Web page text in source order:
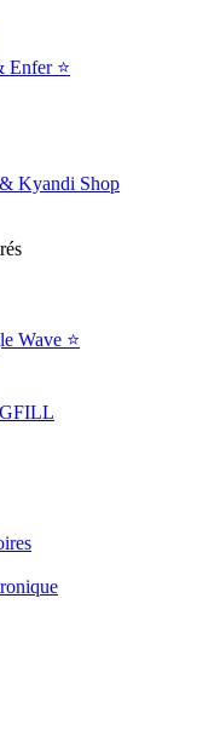
Enfer ⭐️
Kyandi Shop
Wave ⭐️